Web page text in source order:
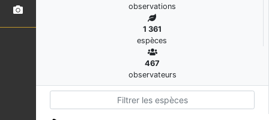
observations
1 361
espèces
467
observateurs